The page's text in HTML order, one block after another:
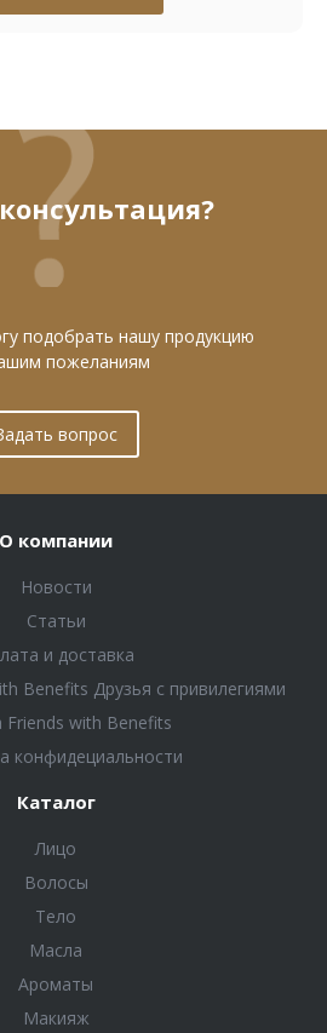
подобрать нашу продукцию
пожеланиям
вопрос
О компании
Новости
Статьи
и доставка
Benefits Друзья с привилегиями
Friends with Benefits
конфидециальности
Каталог
Лицо
Волосы
Тело
Масла
Ароматы
Макияж